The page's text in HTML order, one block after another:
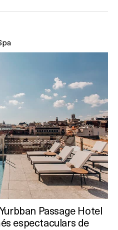
Passage Hotel
espectaculars de